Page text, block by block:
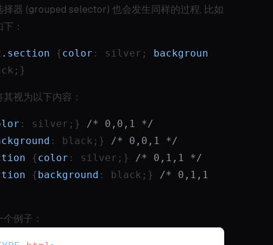
择器 (grouped selector) 也会发生同样的过程, 比如
：
.section {color : silver; backgroun
视为以下内容：
: silver;}
/* 0,0,1 */
: black;}
/* 0,0,1 */
{color : silver;}
/* 0,1,1 */
{background : black;} /* 0,1,1
例子：